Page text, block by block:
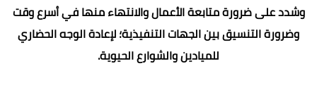
وشدد على ضرورة متابعة الأعمال والانتهاء منها في أسرع وقت
وضرورة التنسيق بين الجهات التنفيذية؛ لإعادة الوجه الحضاري
للميادين والشوارع الحيوية.